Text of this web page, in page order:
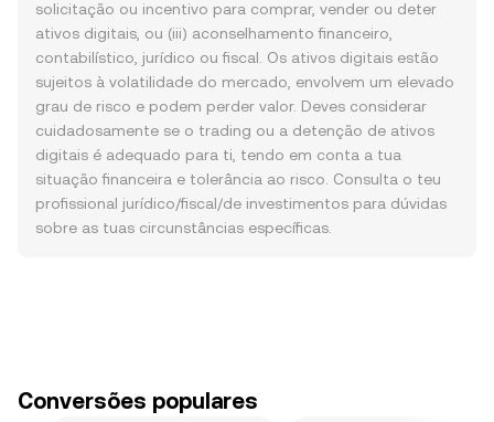
solicitação ou incentivo para comprar, vender ou deter
ativos digitais, ou (iii) aconselhamento financeiro,
contabilístico, jurídico ou fiscal. Os ativos digitais estão
sujeitos à volatilidade do mercado, envolvem um elevado
grau de risco e podem perder valor. Deves considerar
cuidadosamente se o trading ou a detenção de ativos
digitais é adequado para ti, tendo em conta a tua
situação financeira e tolerância ao risco. Consulta o teu
profissional jurídico/fiscal/de investimentos para dúvidas
sobre as tuas circunstâncias específicas.
Conversões populares